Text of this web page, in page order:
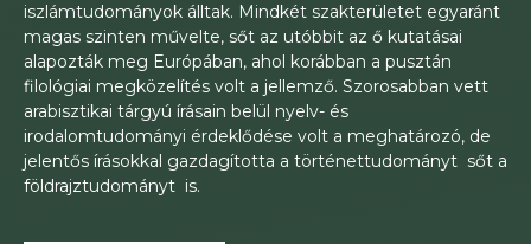
iszlámtudományok álltak. Mindkét szakterületet egyaránt
magas szinten művelte, sőt az utóbbit az ő kutatásai
alapozták meg Európában, ahol korábban a pusztán
filológiai megközelítés volt a jellemző. Szorosabban vett
arabisztikai tárgyú írásain belül nyelv- és
irodalomtudományi érdeklődése volt a meghatározó, de
jelentős írásokkal gazdagította a történettudományt sőt a
földrajztudományt is.